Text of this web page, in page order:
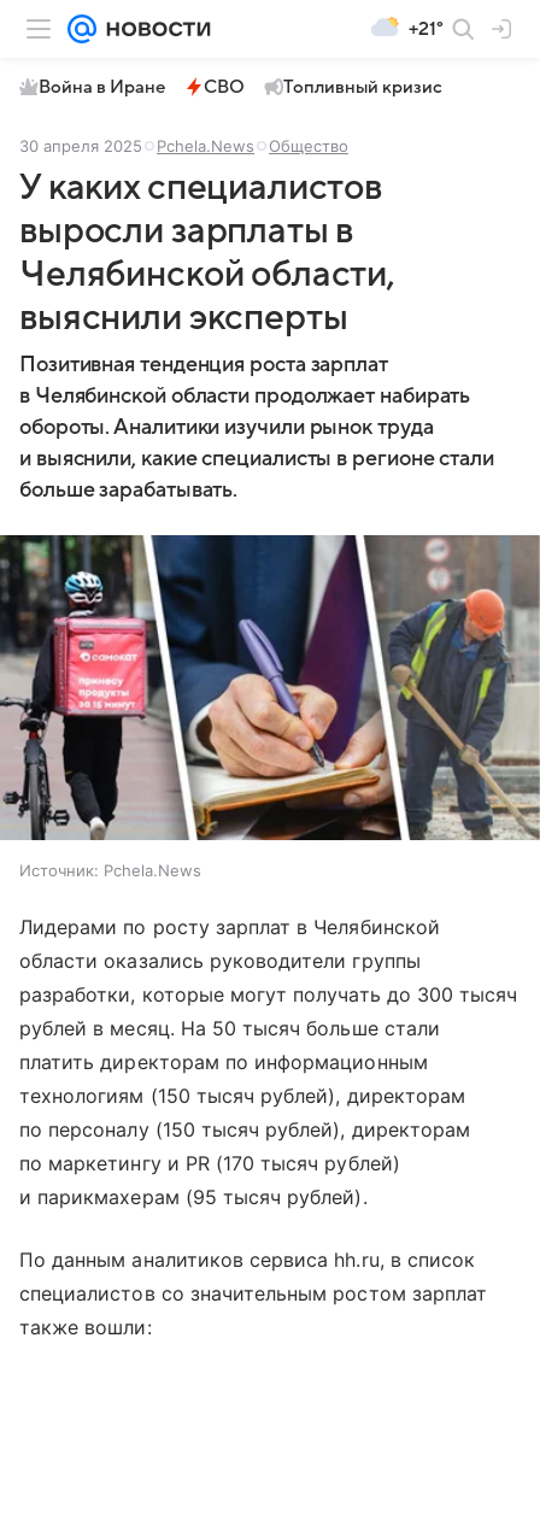
+21°
Война в Иране СВО Топливный кризис
30 апреля 2025 Pchela.News Общество
У каких специалистов
выросли зарплаты в
Челябинской области,
выяснили эксперты
Позитивная тенденция роста зарплат
в Челябинской области продолжает набирать
обороты. Аналитики изучили рынок труда
и выяснили, какие специалисты в регионе стали
больше зарабатывать.
Источник: Pchela.News
Лидерами по росту зарплат в Челябинской
области оказались руководители группы
разработки, которые могут получать до 300 тысяч
рублей в месяц. На 50 тысяч больше стали
платить директорам по информационным
технологиям (150 тысяч рублей), директорам
по персоналу (150 тысяч рублей), директорам
по маркетингу и PR (170 тысяч рублей)
и парикмахерам (95 тысяч рублей).
По данным аналитиков сервиса hh.ru, в список
специалистов со значительным ростом зарплат
также вошли: